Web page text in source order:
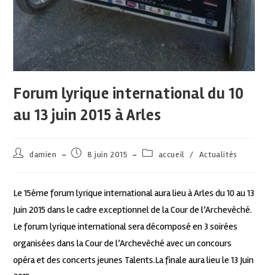
Forum lyrique international du 10
au 13 juin 2015 à Arles
damien 8 juin 2015 accueil / Actualités
Le 15éme forum lyrique international aura lieu à Arles du 10 au 13
Juin 2015 dans le cadre exceptionnel de la Cour de l’Archevêché.
Le forum lyrique international sera décomposé en 3 soirées
organisées dans la Cour de l’Archevêché avec un concours
opéra et des concerts jeunes Talents.La finale aura lieu le 13 Juin